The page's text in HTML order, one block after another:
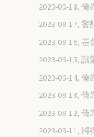
2023-09-18,
2023-09-17,
2023-09-16,
2023-09-15,
2023-09-14,
2023-09-13,
2023-09-12,
2023-09-11,